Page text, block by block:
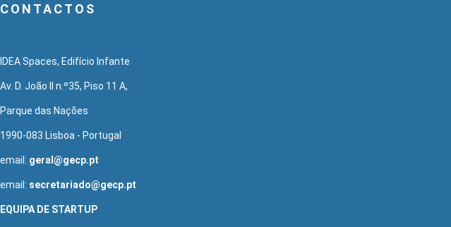
CONTACTOS
IDEA Spaces, Edifício Infante
Av. D. João II n.º35, Piso 11 A,
Parque das Nações
1990-083 Lisboa - Portugal
email: geral@gecp.pt
email: secretariado@gecp.pt
EQUIPA DE STARTUP